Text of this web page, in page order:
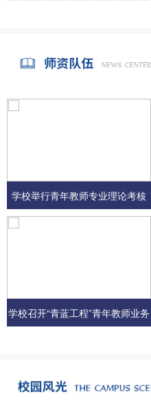
学校举行青年教师专业理论考核
学校召开“青蓝工程”青年教师业务